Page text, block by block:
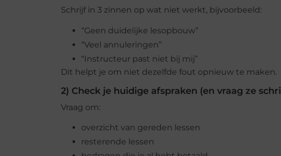
Schrijf in 3 zinnen op wat niet werkt, bijvoorbeeld:
“Geen duidelijke lesopbouw”
“Veel annuleringen”
“Instructeur past niet bij mij”
Dit helpt je om niet dezelfde fout opnieuw te maken.
2) Check je huidige afspraken (en vraag ze
Vraag om:
overzicht van gereden lessen
resterende lessen